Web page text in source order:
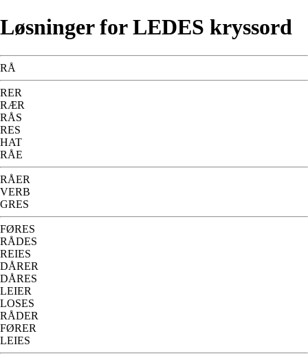
Løsninger for LEDES kryssord
RÅ
RER
RÆR
RÅS
RES
HAT
RÅE
RÅER
VERB
GRES
FØRES
RÅDES
REIES
DÅRER
DÅRES
LEIER
LOSES
RÅDER
FØRER
LEIES